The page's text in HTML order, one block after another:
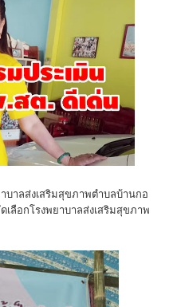
าลส่งเสริมสุขภาพตำบลบ้านกอ
เลือกโรงพยาบาลส่งเสริมสุขภาพ